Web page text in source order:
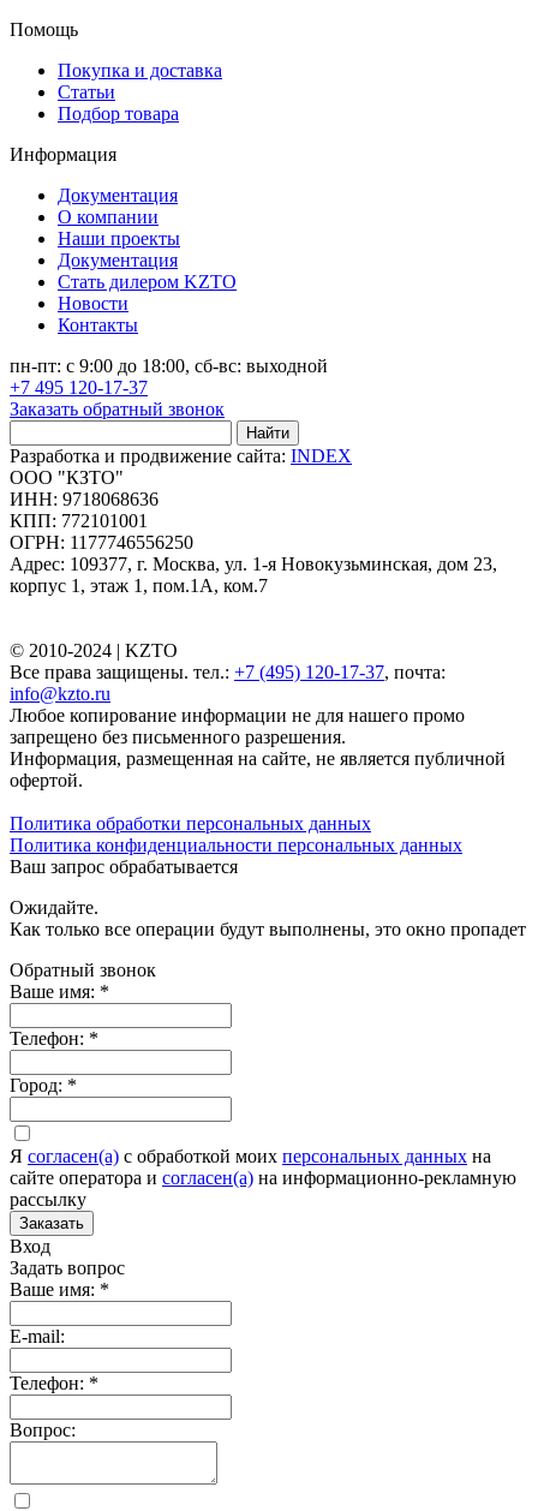
Помощь
Покупка и доставка
Статьи
Подбор товара
Информация
Документация
О компании
Наши проекты
Документация
Стать дилером KZTO
Новости
Контакты
пн-пт: с 9:00 до 18:00, сб-вс: выходной
+7 495 120-17-37
Заказать обратный звонок
Найти
Разработка и продвижение сайта: INDEX
ООО "КЗТО"
ИНН: 9718068636
КПП: 772101001
ОГРН: 1177746556250
Адрес: 109377, г. Москва, ул. 1-я Новокузьминская, дом 23,
корпус 1, этаж 1, пом.1А, ком.7
© 2010-2024 | KZTO
Все права защищены. тел.: +7 (495) 120-17-37, почта:
info@kzto.ru
Любое копирование информации не для нашего промо
запрещено без письменного разрешения.
Информация, размещенная на сайте, не является публичной
офертой.
Политика обработки персональных данных
Политика конфиденциальности персональных данных
Ваш запрос обрабатывается
Ожидайте.
Как только все операции будут выполнены, это окно пропадет
Обратный звонок
Ваше имя: *
Телефон: *
Город: *
Я согласен(а) c обработкой моих персональных данных на
сайте оператора и согласен(а) на информационно-рекламную
рассылку
Заказать
Вход
Задать вопрос
Ваше имя: *
E-mail:
Телефон: *
Вопрос: